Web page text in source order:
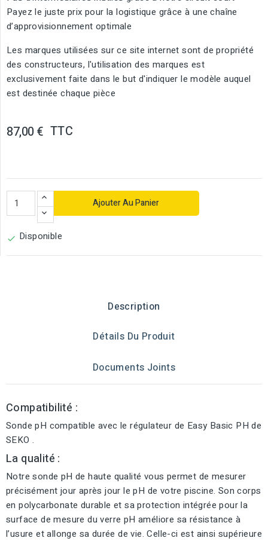
Payez le juste prix pour la logistique grâce à une chaîne
d’approvisionnement optimale
Les marques utilisées sur ce site internet sont de propriété
des constructeurs, l'utilisation des marques est
exclusivement faite dans le but d'indiquer le modèle auquel
est destinée chaque pièce
87,00 € TTC
Ajouter Au Panier
 Disponible
Description
Détails Du Produit
Documents Joints
Compatibilité :
Sonde pH compatible avec le régulateur de Easy Basic PH de
SEKO .
La qualité :
Notre sonde pH de haute qualité vous permet de mesurer
précisément jour après jour le pH de votre piscine. Son corps
en polycarbonate durable et sa protection intégrée pour la
surface de mesure du verre pH améliore sa résistance à
l’usure et allonge sa durée de vie. Celle-ci est ainsi supérieure